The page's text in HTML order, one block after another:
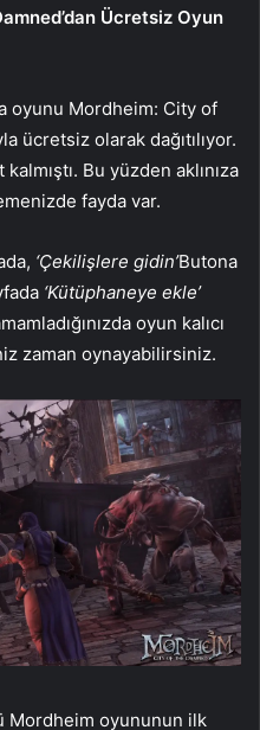
Ücretsiz Oyun
oyunu Mordheim: City of
ücretsiz olarak dağıtılıyor.
Bu yüzden aklınıza
fayda var.
‘Çekilişlere gidin’Butona
‘Kütüphaneye ekle’
oyun kalıcı
zaman oynayabilirsiniz.
Mordheim oyununun ilk